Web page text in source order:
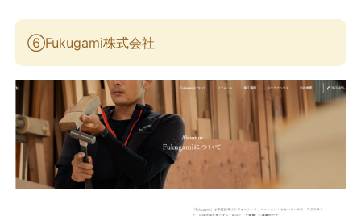
⑥Fukugami株式会社